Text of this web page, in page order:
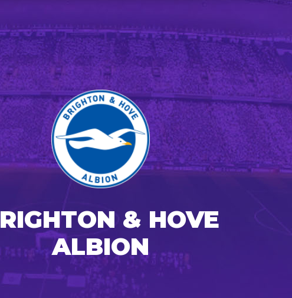
& HOVE
ALBION